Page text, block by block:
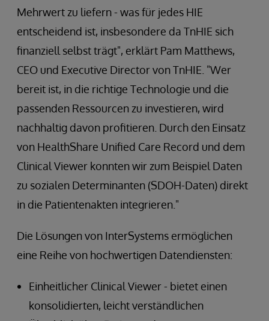
Mehrwert zu liefern - was für jedes HIE
entscheidend ist, insbesondere da TnHIE sich
finanziell selbst trägt", erklärt Pam Matthews,
CEO und Executive Director von TnHIE. "Wer
bereit ist, in die richtige Technologie und die
passenden Ressourcen zu investieren, wird
nachhaltig davon profitieren. Durch den Einsatz
von HealthShare Unified Care Record und dem
Clinical Viewer konnten wir zum Beispiel Daten
zu sozialen Determinanten (SDOH-Daten) direkt
in die Patientenakten integrieren."
Die Lösungen von InterSystems ermöglichen
eine Reihe von hochwertigen Datendiensten:
Einheitlicher Clinical Viewer - bietet einen
konsolidierten, leicht verständlichen